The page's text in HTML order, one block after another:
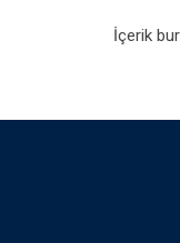
İçerik